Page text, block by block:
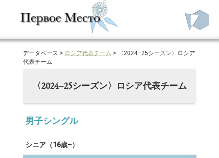
データベース > ロシア代表チーム > 〈2024–25シーズン〉ロシア
代表チーム
〈2024–25シーズン〉ロシア代表チーム
男子シングル
シニア（16歳–）